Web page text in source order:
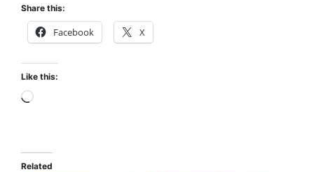
Share this:
Facebook X
Like this:
Loading…
Related